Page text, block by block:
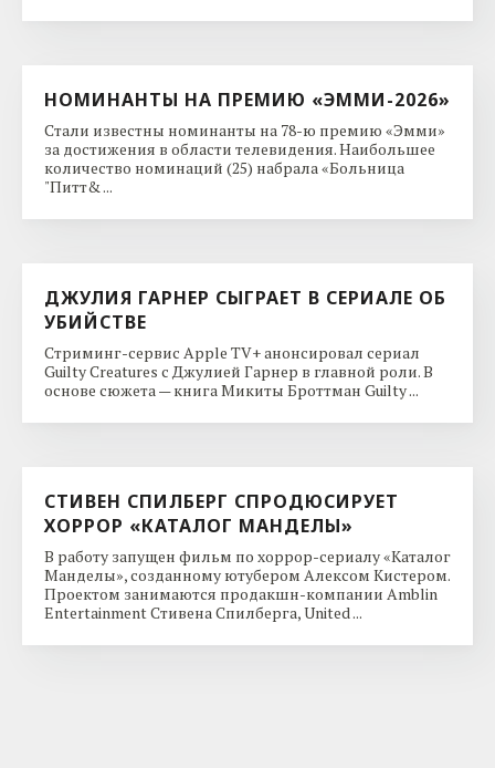
НОМИНАНТЫ НА ПРЕМИЮ «ЭММИ-2026»
Стали известны номинанты на 78-ю премию «Эмми»
за достижения в области телевидения. Наибольшее
количество номинаций (25) набрала «Больница
"Питт& ...
ДЖУЛИЯ ГАРНЕР СЫГРАЕТ В СЕРИАЛЕ ОБ
УБИЙСТВЕ
Стриминг-сервис Apple TV+ анонсировал сериал
Guilty Creatures с Джулией Гарнер в главной роли. В
основе сюжета — книга Микиты Броттман Guilty ...
СТИВЕН СПИЛБЕРГ СПРОДЮСИРУЕТ
ХОРРОР «КАТАЛОГ МАНДЕЛЫ»
В работу запущен фильм по хоррор-сериалу «Каталог
Манделы», созданному ютубером Алексом Кистером.
Проектом занимаются продакшн-компании Amblin
Entertainment Стивена Спилберга, United ...